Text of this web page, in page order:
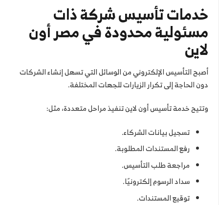
خدمات تأسيس شركة ذات
مسئولية محدودة في مصر أون
لاين
أصبح التأسيس الإلكتروني من الوسائل التي تسهل إنشاء الشركات
دون الحاجة إلى تكرار الزيارات للجهات المختلفة.
وتتيح خدمة تأسيس أون لاين تنفيذ مراحل متعددة، مثل:
تسجيل بيانات الشركاء.
رفع المستندات المطلوبة.
مراجعة طلب التأسيس.
سداد الرسوم إلكترونيًا.
توقيع المستندات.